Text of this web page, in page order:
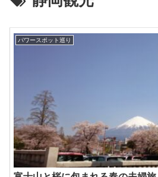
パワースポット巡り